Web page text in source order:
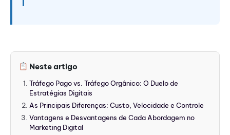
Neste artigo
Tráfego Pago vs. Tráfego Orgânico: O Duelo de
Estratégias Digitais
As Principais Diferenças: Custo, Velocidade e Controle
Vantagens e Desvantagens de Cada Abordagem no
Marketing Digital